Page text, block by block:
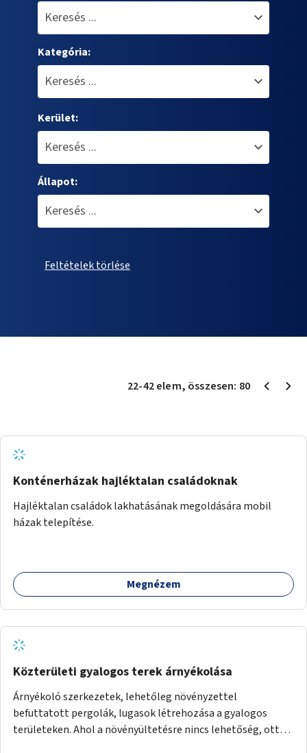
Kategória:
Kerület:
Állapot:
Feltételek törlése
22-42elem, összesen: 80
Konténerházak hajléktalan családoknak
Hajléktalan családok lakhatásának megoldására mobil
házak telepítése.
Megnézem
Közterületi gyalogos terek árnyékolása
Árnyékoló szerkezetek, lehetőleg növényzettel
befuttatott pergolák, lugasok létrehozása a gyalogos
területeken. Ahol a növényültetésre nincs lehetőség, ott